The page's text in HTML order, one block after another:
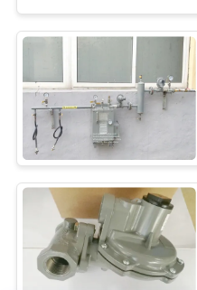
YÊU
CẦU
ĐẶT
GIÁ
SƠ
ĐỒ
TRANG
WEB